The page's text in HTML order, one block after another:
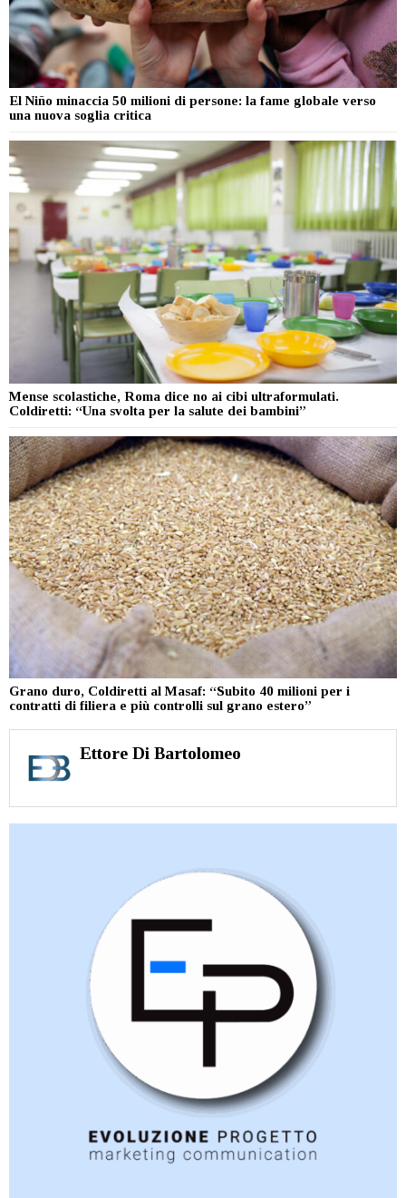
El Niño minaccia 50 milioni di persone: la fame globale verso
una nuova soglia critica
Mense scolastiche, Roma dice no ai cibi ultraformulati.
Coldiretti: “Una svolta per la salute dei bambini”
Grano duro, Coldiretti al Masaf: “Subito 40 milioni per i
contratti di filiera e più controlli sul grano estero”
Ettore Di Bartolomeo